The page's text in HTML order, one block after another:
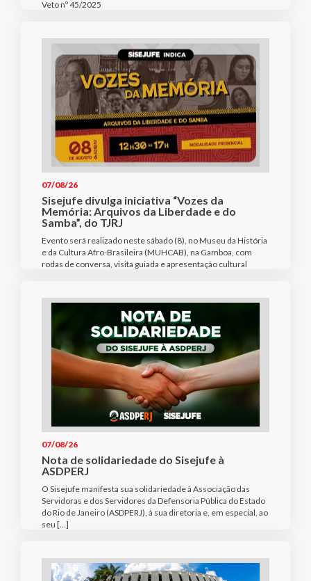
Veto nº 45/2025
07/08/26
Sisejufe divulga iniciativa “Vozes da
Memória: Arquivos da Liberdade e do
Samba”, do TJRJ
Evento será realizado neste sábado (8), no Museu da História
e da Cultura Afro-Brasileira (MUHCAB), na Gamboa, com
rodas de conversa, visita guiada e apresentação cultural
07/08/26
Nota de solidariedade do Sisejufe à
ASDPERJ
O Sisejufe manifesta sua solidariedade à Associação das
Servidoras e dos Servidores da Defensoria Pública do Estado
do Rio de Janeiro (ASDPERJ), à sua diretoria e, em especial, ao
seu […]